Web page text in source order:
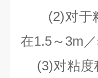
(2)对于
在1.5～ 3m ／
(3)对粘度